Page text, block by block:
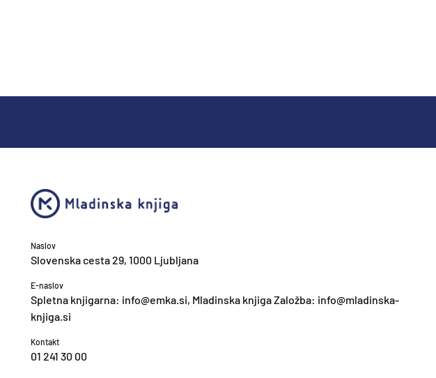
Naslov
Slovenska cesta 29, 1000 Ljubljana
E-naslov
Spletna knjigarna: info@emka.si, Mladinska knjiga Založba: info@mladinska-
knjiga.si
Kontakt
01 241 30 00